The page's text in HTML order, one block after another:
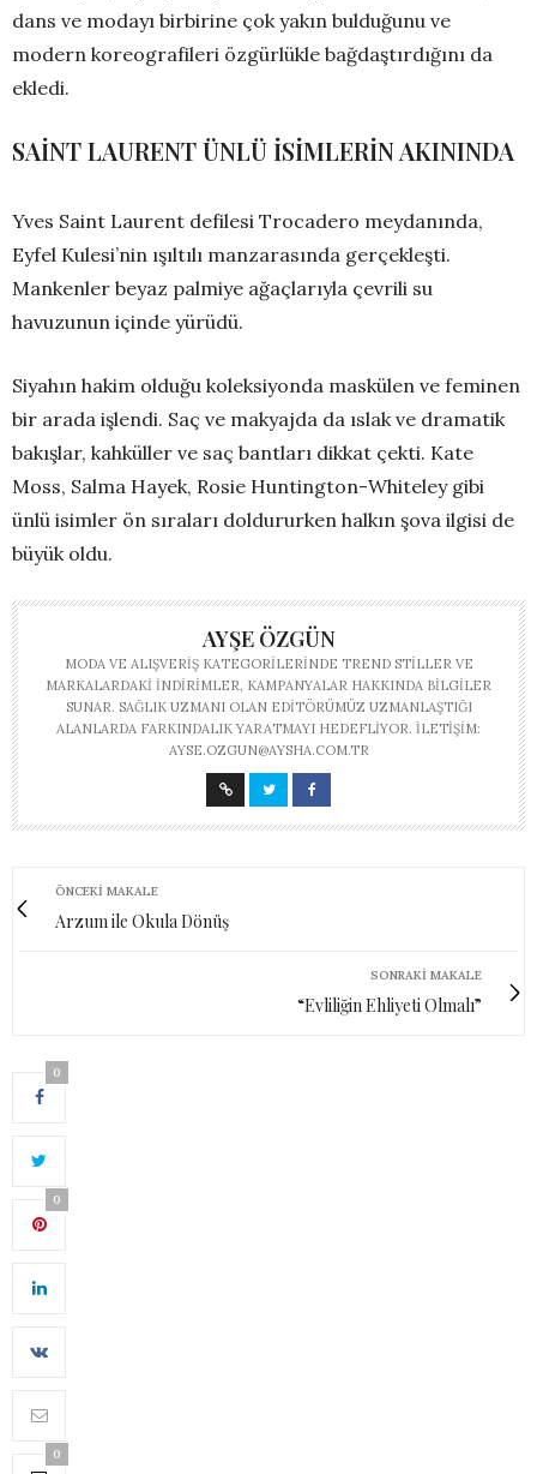
dans ve modayı birbirine çok yakın bulduğunu ve
modern koreografileri özgürlükle bağdaştırdığını da
ekledi.
SAİNT LAURENT ÜNLÜ İSİMLERİN AKININDA
Yves Saint Laurent defilesi Trocadero meydanında,
Eyfel Kulesi’nin ışıltılı manzarasında gerçekleşti.
Mankenler beyaz palmiye ağaçlarıyla çevrili su
havuzunun içinde yürüdü.
Siyahın hakim olduğu koleksiyonda maskülen ve feminen
bir arada işlendi. Saç ve makyajda da ıslak ve dramatik
bakışlar, kahküller ve saç bantları dikkat çekti. Kate
Moss, Salma Hayek, Rosie Huntington-Whiteley gibi
ünlü isimler ön sıraları doldururken halkın şova ilgisi de
büyük oldu.
AYŞE ÖZGÜN
MODA VE ALIŞVERIŞ KATEGORILERINDE TREND STILLER VE
MARKALARDAKI INDIRIMLER, KAMPANYALAR HAKKINDA BILGILER
SUNAR. SAĞLIK UZMANI OLAN EDITÖRÜMÜZ UZMANLAŞTIĞI
ALANLARDA FARKINDALIK YARATMAYI HEDEFLIYOR. İLETIŞIM:
AYSE.OZGUN@AYSHA.COM.TR
ÖNCEKI MAKALE
Arzum ile Okula Dönüş
SONRAKI MAKALE
“Evliliğin Ehliyeti Olmalı”
0
0
0